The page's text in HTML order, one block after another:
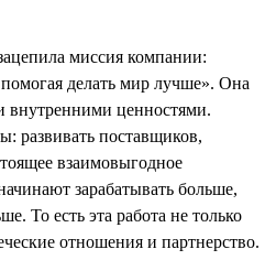
миссия компании:
делать мир лучше». Она
внутренними ценностями.
развивать поставщиков,
взаимовыгодное
зарабатывать больше,
То есть эта работа не только
отношения и партнерство.